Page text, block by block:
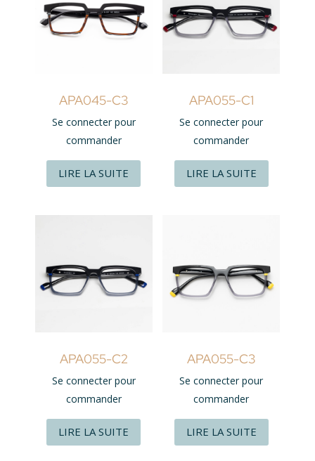
APA045-C3
Se connecter pour
commander
LIRE LA SUITE
APA055-C1
Se connecter pour
commander
LIRE LA SUITE
APA055-C2
Se connecter pour
commander
LIRE LA SUITE
APA055-C3
Se connecter pour
commander
LIRE LA SUITE